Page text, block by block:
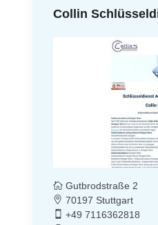
Collin
Gutbrodstraße 2
70197 Stuttgart
+49 7116362818